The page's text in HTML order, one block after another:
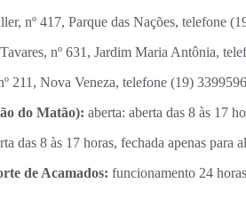
nº 417, Parque das Nações, telefone
nº 631, Jardim Maria Antônia,
211, Nova Veneza, telefone (19)
do Matão): aberta: aberta das 8 às 17
das 8 às 17 horas, fechada apenas para
de Acamados: funcionamento 24